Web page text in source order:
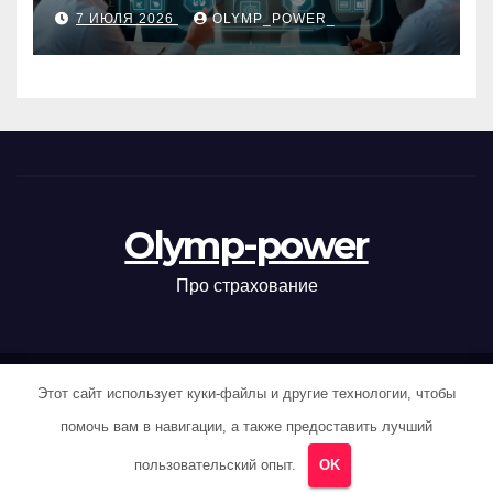
процессы
7 ИЮЛЯ 2026 OLYMP_POWER_
Olymp-power
Про страхование
Сайт работает на WordPress|Тема News Hunt отThemeansar.
Карта сайта
Этот сайт использует куки-файлы и другие технологии, чтобы
помочь вам в навигации, а также предоставить лучший
пользовательский опыт. OK